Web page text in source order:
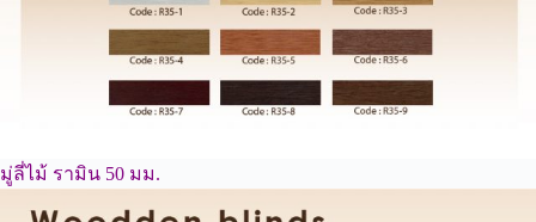
มู่ลี่ไม้ รามิน 50 มม.